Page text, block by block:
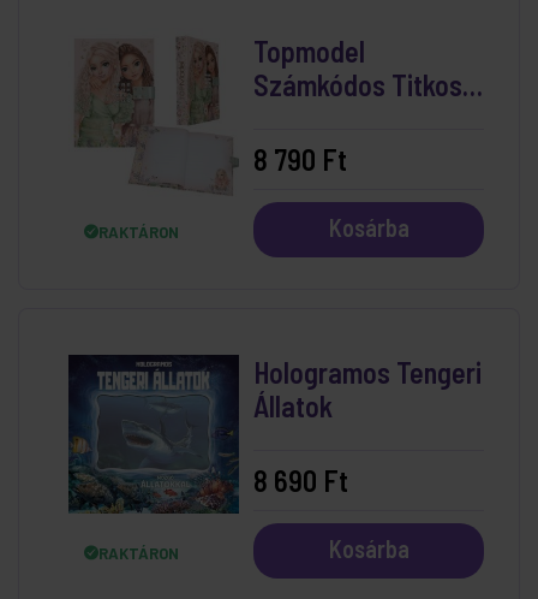
RAKTÁRON
Topmodel
Számkódos Titkos
Feeling
8 790 Ft
Kosárba
RAKTÁRON
Hologramos Tengeri
Állatok
8 690 Ft
Kosárba